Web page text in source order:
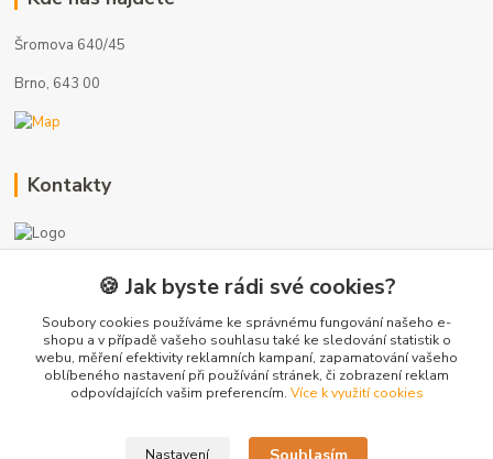
Šromova 640/45
Brno, 643 00
Kontakty
+420 775 872 753
info@radiatory-skladem.cz
🍪 Jak byste rádi své cookies?
Soubory cookies používáme ke správnému fungování našeho e-
shopu a v případě vašeho souhlasu také ke sledování statistik o
webu, měření efektivity reklamních kampaní, zapamatování vašeho
oblíbeného nastavení při používání stránek, či zobrazení reklam
odpovídajících vašim preferencím. Více k využití cookies
Nastavení